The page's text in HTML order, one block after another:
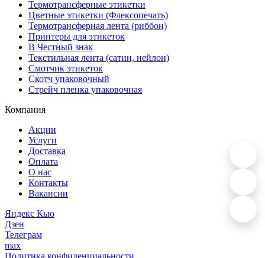
Термотрансферные этикетки
Цветные этикетки (Флексопечать)
Термотрансферная лента (риббон)
Принтеры для этикеток
В Честный знак
Текстильная лента (сатин, нейлон)
Смотчик этикеток
Скотч упаковочный
Стрейч пленка упаковочная
Компания
Акции
Услуги
Доставка
Оплата
О нас
Контакты
Вакансии
Яндекс Кью
Дзен
Телеграм
max